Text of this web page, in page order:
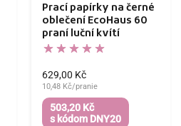
Prací papírky na černé
oblečení EcoHaus 60
praní luční kvítí
629,00 Kč
10,48 Kč/pranie
503,20 Kč
s kódom DNY20